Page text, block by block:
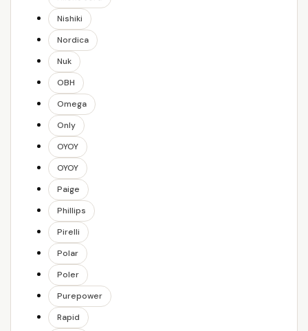
Nishiki
Nordica
Nuk
OBH
Omega
Only
OYOY
OYOY
Paige
Phillips
Pirelli
Polar
Poler
Purepower
Rapid